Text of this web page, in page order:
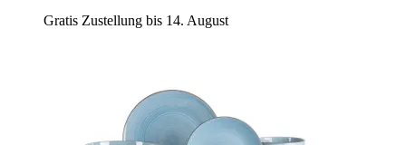
Gratis Zustellung bis 14. August